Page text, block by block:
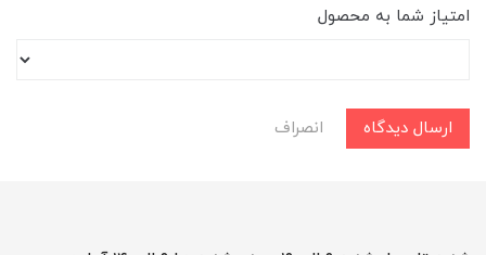
امتیاز شما به محصول
ارسال دیدگاه انصراف